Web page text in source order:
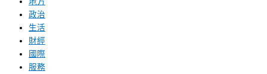
政治
生活
財經
國際
服務